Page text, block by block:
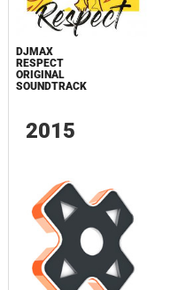
DJMAX
RESPECT
ORIGINAL
SOUNDTRACK
2015